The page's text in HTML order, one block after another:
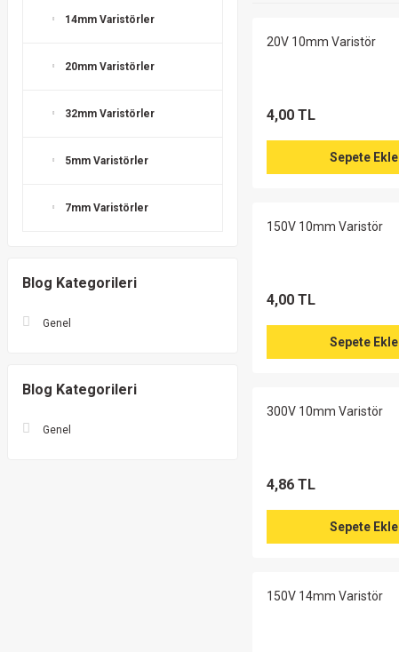
14mm Varistörler
20mm Varistörler
32mm Varistörler
5mm Varistörler
7mm Varistörler
Blog Kategorileri
Genel
Blog Kategorileri
Genel
20V 10mm Varistör
4,00 TL
Sepete Ekle
150V 10mm Varistör
4,00 TL
Sepete Ekle
300V 10mm Varistör
4,86 TL
Sepete Ekle
150V 14mm Varistör